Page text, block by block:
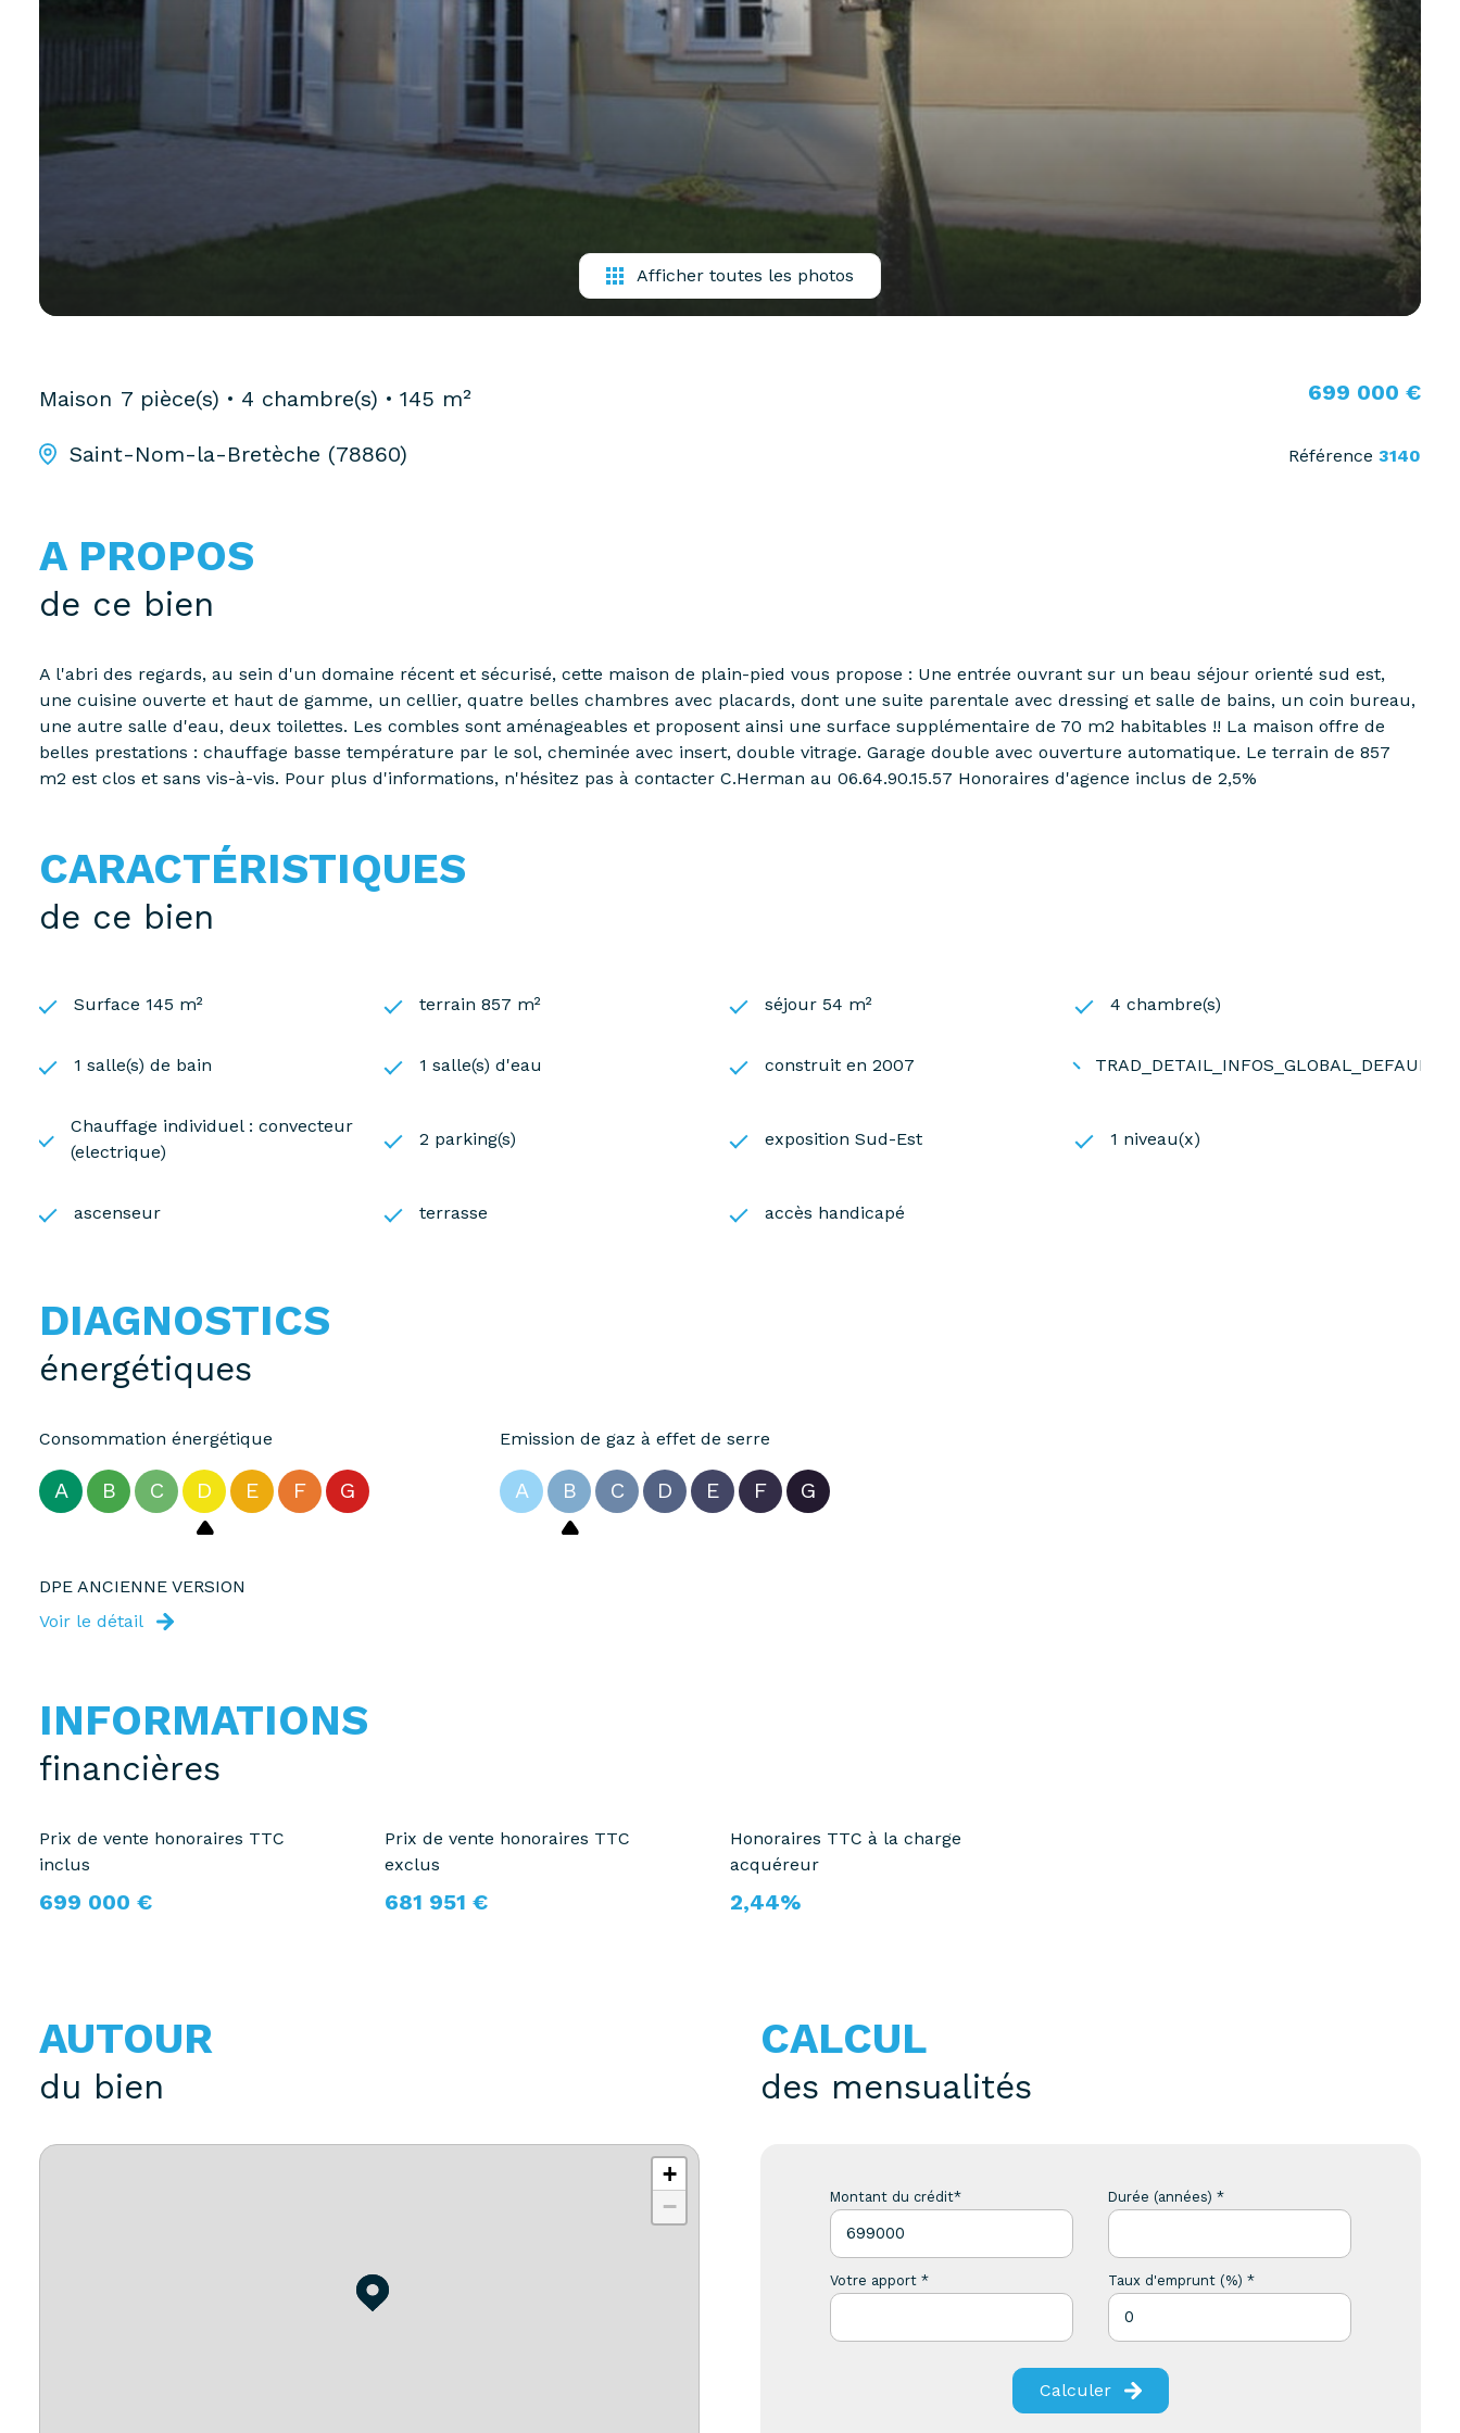
Afficher toutes les photos
Maison 7 pièce(s) 4 chambre(s) 145 m²
Saint-Nom-la-Bretèche (78860)
699 000 €
Référence 3140
A PROPOS
de ce bien
A l'abri des regards, au sein d'un domaine récent et sécurisé, cette maison de plain-pied vous propose : Une entrée ouvrant sur un beau séjour orienté sud est,
une cuisine ouverte et haut de gamme, un cellier, quatre belles chambres avec placards, dont une suite parentale avec dressing et salle de bains, un coin bureau,
une autre salle d'eau, deux toilettes. Les combles sont aménageables et proposent ainsi une surface supplémentaire de 70 m2 habitables !! La maison offre de
belles prestations : chauffage basse température par le sol, cheminée avec insert, double vitrage. Garage double avec ouverture automatique. Le terrain de 857
m2 est clos et sans vis-à-vis. Pour plus d'informations, n'hésitez pas à contacter C.Herman au 06.64.90.15.57 Honoraires d'agence inclus de 2,5%
CARACTÉRISTIQUES
de ce bien
Surface 145 m² terrain 857 m² séjour 54 m² 4 chambre(s)
1 salle(s) de bain 1 salle(s) d'eau construit en 2007
Chauffage individuel : convecteur
(electrique)
2 parking(s) exposition Sud-Est 1 niveau(x)
ascenseur terrasse accès handicapé
DIAGNOSTICS
énergétiques
Consommation énergétique
A B C D E F G
Emission de gaz à effet de serre
A B C D E F G
DPE ANCIENNE VERSION
Voir le détail
INFORMATIONS
financières
Prix de vente honoraires TTC
inclus
699 000 €
Prix de vente honoraires TTC
exclus
681 951 €
Honoraires TTC à la charge
acquéreur
2,44%
AUTOUR
du bien
+
−
CALCUL
des mensualités
Montant du crédit* Durée (années) *
Votre apport * Taux d'emprunt (%) *
Calculer